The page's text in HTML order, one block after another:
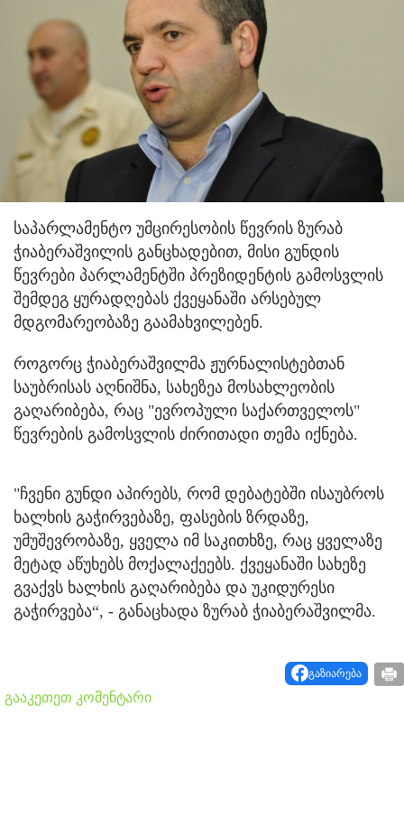
საპარლამენტო უმცირესობის წევრის ზურაბ
ჭიაბერაშვილის განცხადებით, მისი გუნდის
წევრები პარლამენტში პრეზიდენტის გამოსვლის
შემდეგ ყურადღებას ქვეყანაში არსებულ
მდგომარეობაზე გაამახვილებენ.
როგორც ჭიაბერაშვილმა ჟურნალისტებთან
საუბრისას აღნიშნა, სახეზეა მოსახლეობის
გაღარიბება, რაც "ევროპული საქართველოს"
წევრების გამოსვლის ძირითადი თემა იქნება.
"ჩვენი გუნდი აპირებს, რომ დებატებში ისაუბროს
ხალხის გაჭირვებაზე, ფასების ზრდაზე,
უმუშევრობაზე, ყველა იმ საკითხზე, რაც ყველაზე
მეტად აწუხებს მოქალაქეებს. ქვეყანაში სახეზე
გვაქვს ხალხის გაღარიბება და უკიდურესი
გაჭირვება“, - განაცხადა ზურაბ ჭიაბერაშვილმა.
გაზიარება
გააკეთეთ კომენტარი